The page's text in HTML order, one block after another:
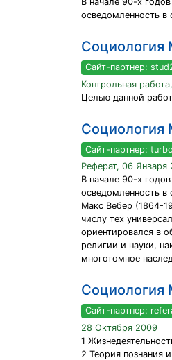
осведомленность в
Социология
Сайт-партнер:
Контрольная
Целью данной
Социология
Сайт-партнер:
Реферат, 06 Января
В начале 90-х
осведомленность в
Макс Вебер (1864-
числу тех
ориентировался в
религии и науки,
многотомное
Социология
Сайт-партнер:
28 Октября 2009
1
2 Теория познания